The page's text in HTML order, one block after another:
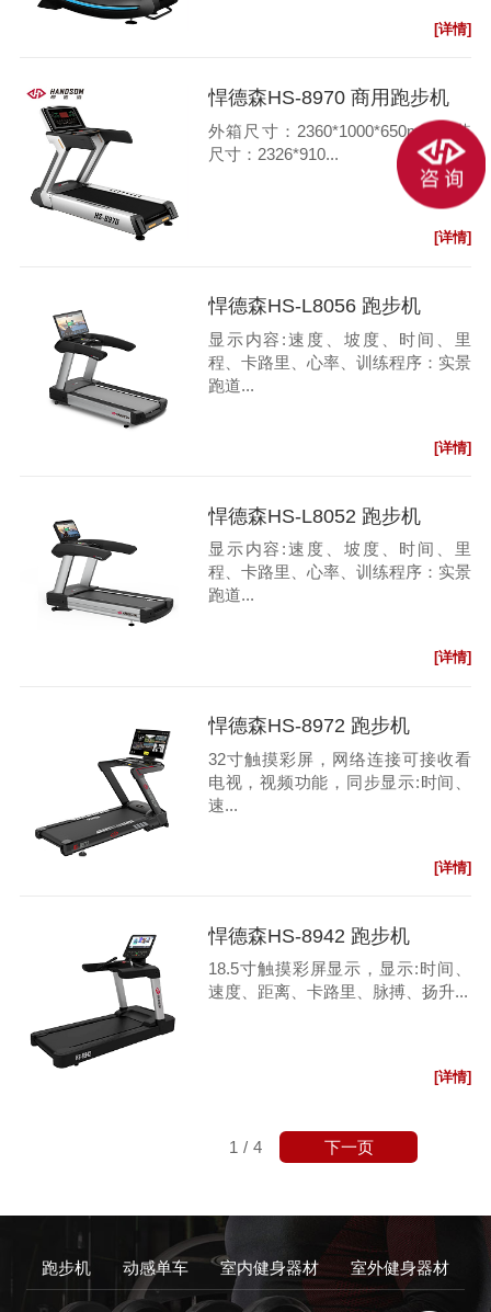
[详情]
悍德森HS-8970 商用跑步机
外箱尺寸：2360*1000*650mm组装
尺寸：2326*910...
[详情]
悍德森HS-L8056 跑步机
显示内容:速度、坡度、时间、里
程、卡路里、心率、训练程序：实景
跑道...
[详情]
悍德森HS-L8052 跑步机
显示内容:速度、坡度、时间、里
程、卡路里、心率、训练程序：实景
跑道...
[详情]
悍德森HS-8972 跑步机
32寸触摸彩屏，网络连接可接收看
电视，视频功能，同步显示:时间、
速...
[详情]
悍德森HS-8942 跑步机
18.5寸触摸彩屏显示，显示:时间、
速度、距离、卡路里、脉搏、扬升...
[详情]
1 / 4 下一页
跑步机 动感单车 室内健身器材 室外健身器材